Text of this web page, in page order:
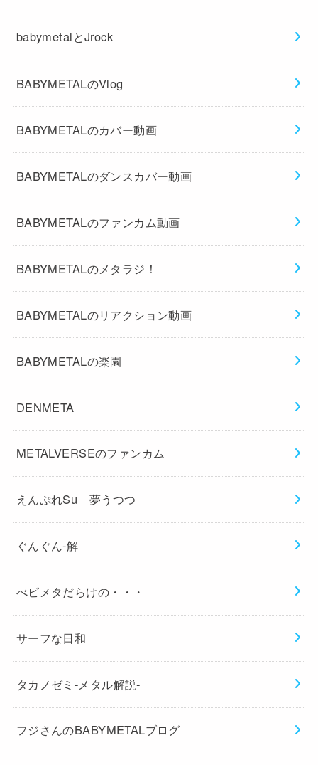
babymetalとJrock
BABYMETALのVlog
BABYMETALのカバー動画
BABYMETALのダンスカバー動画
BABYMETALのファンカム動画
BABYMETALのメタラジ！
BABYMETALのリアクション動画
BABYMETALの楽園
DENMETA
METALVERSEのファンカム
えんぷれSu 夢うつつ
ぐんぐん-解
べビメタだらけの・・・
サーフな日和
タカノゼミ-メタル解説-
フジさんのBABYMETALブログ